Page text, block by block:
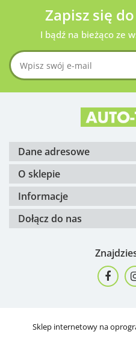
Zapisz się
I bądź na bieżąco ze
Dane adresowe
O sklepie
Informacje
Dołącz do nas
Sklep internetowy na